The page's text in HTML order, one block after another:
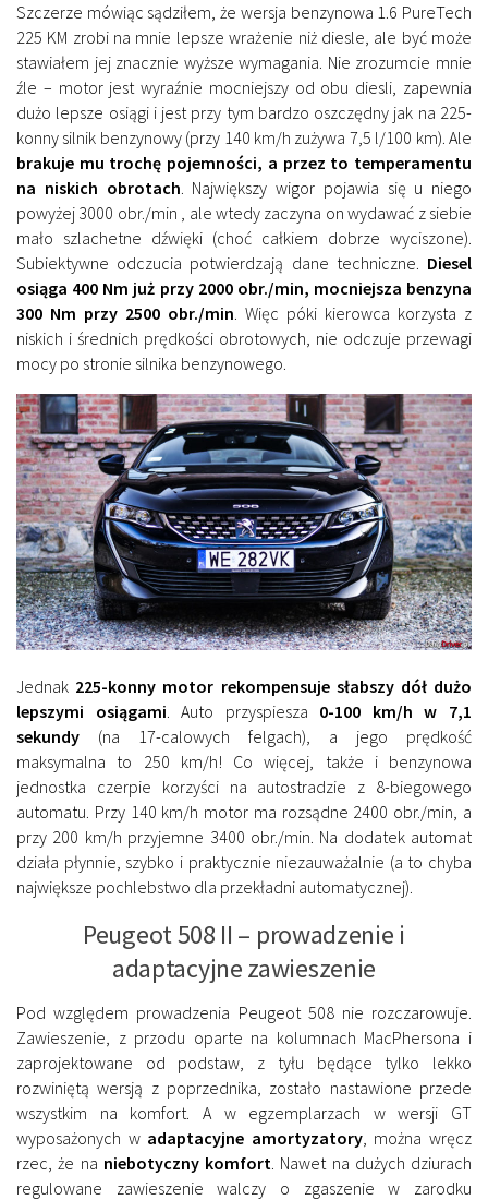
Szczerze mówiąc sądziłem, że wersja benzynowa 1.6 PureTech
225 KM zrobi na mnie lepsze wrażenie niż diesle, ale być może
stawiałem jej znacznie wyższe wymagania. Nie zrozumcie mnie
źle – motor jest wyraźnie mocniejszy od obu diesli, zapewnia
dużo lepsze osiągi i jest przy tym bardzo oszczędny jak na 225-
konny silnik benzynowy (przy 140 km/h zużywa 7,5 l/100 km). Ale
brakuje mu trochę pojemności, a przez to temperamentu
na niskich obrotach . Największy wigor pojawia się u niego
powyżej 3000 obr./min , ale wtedy zaczyna on wydawać z siebie
mało szlachetne dźwięki (choć całkiem dobrze wyciszone).
Subiektywne odczucia potwierdzają dane techniczne. Diesel
osiąga 400 Nm już przy 2000 obr./min, mocniejsza benzyna
300 Nm przy 2500 obr./min . Więc póki kierowca korzysta z
niskich i średnich prędkości obrotowych, nie odczuje przewagi
mocy po stronie silnika benzynowego.
Jednak 225-konny motor rekompensuje słabszy dół dużo
lepszymi osiągami . Auto przyspiesza 0-100 km/h w 7,1
sekundy (na 17-calowych felgach), a jego prędkość
maksymalna to 250 km/h! Co więcej, także i benzynowa
jednostka czerpie korzyści na autostradzie z 8-biegowego
automatu. Przy 140 km/h motor ma rozsądne 2400 obr./min, a
przy 200 km/h przyjemne 3400 obr./min. Na dodatek automat
działa płynnie, szybko i praktycznie niezauważalnie (a to chyba
największe pochlebstwo dla przekładni automatycznej).
Peugeot 508 II – prowadzenie i
adaptacyjne zawieszenie
Pod względem prowadzenia Peugeot 508 nie rozczarowuje.
Zawieszenie, z przodu oparte na kolumnach MacPhersona i
zaprojektowane od podstaw, z tyłu będące tylko lekko
rozwiniętą wersją z poprzednika, zostało nastawione przede
wszystkim na komfort. A w egzemplarzach w wersji GT
wyposażonych w adaptacyjne amortyzatory, można wręcz
rzec, że na niebotyczny komfort . Nawet na dużych dziurach
regulowane zawieszenie walczy o zgaszenie w zarodku